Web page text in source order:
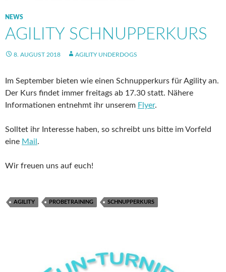
NEWS
AGILITY SCHNUPPERKURS
8. AUGUST 2018 AGILITY UNDERDOGS
Im September bieten wie einen Schnupperkurs für Agility an.
Der Kurs findet immer freitags ab 17.30 statt. Nähere
Informationen entnehmt ihr unserem Flyer.
Solltet ihr Interesse haben, so schreibt uns bitte im Vorfeld
eine Mail .
Wir freuen uns auf euch!
AGILITY PROBETRAINING SCHNUPPERKURS